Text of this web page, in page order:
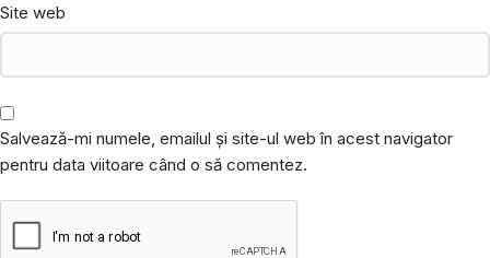
Site web
Salvează-mi numele, emailul și site-ul web în acest navigator
pentru data viitoare când o să comentez.